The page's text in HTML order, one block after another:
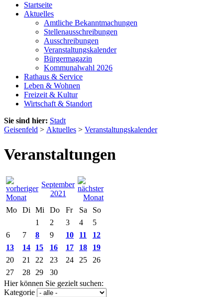
Startseite
Aktuelles
Amtliche Bekanntmachungen
Stellenausschreibungen
Ausschreibungen
Veranstaltungskalender
Bürgermagazin
Kommunalwahl 2026
Rathaus & Service
Leben & Wohnen
Freizeit & Kultur
Wirtschaft & Standort
Sie sind hier: Stadt
Geisenfeld > Aktuelles > Veranstaltungskalender
Veranstaltungen
September
2021
Mo
Di Mi Do Fr Sa
So
1
2 3 4
5
6
7 8 9 10 11
12
13
14 15 16 17 18
19
20
21 22 23 24 25
26
27
28 29
30
Hier können Sie gezielt suchen:
Kategorie